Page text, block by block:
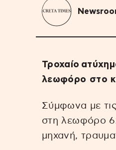
Τροχαίο
λεωφόρο στο
Σύμφωνα με
στη λεωφόρο
μηχανή,